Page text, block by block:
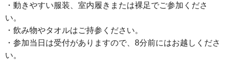
・動きやすい服装、室内履きまたは裸足でご参加くださ
い。
・飲み物やタオルはご持参ください。
・参加当日は受付がありますので、8分前にはお越しくださ
い。